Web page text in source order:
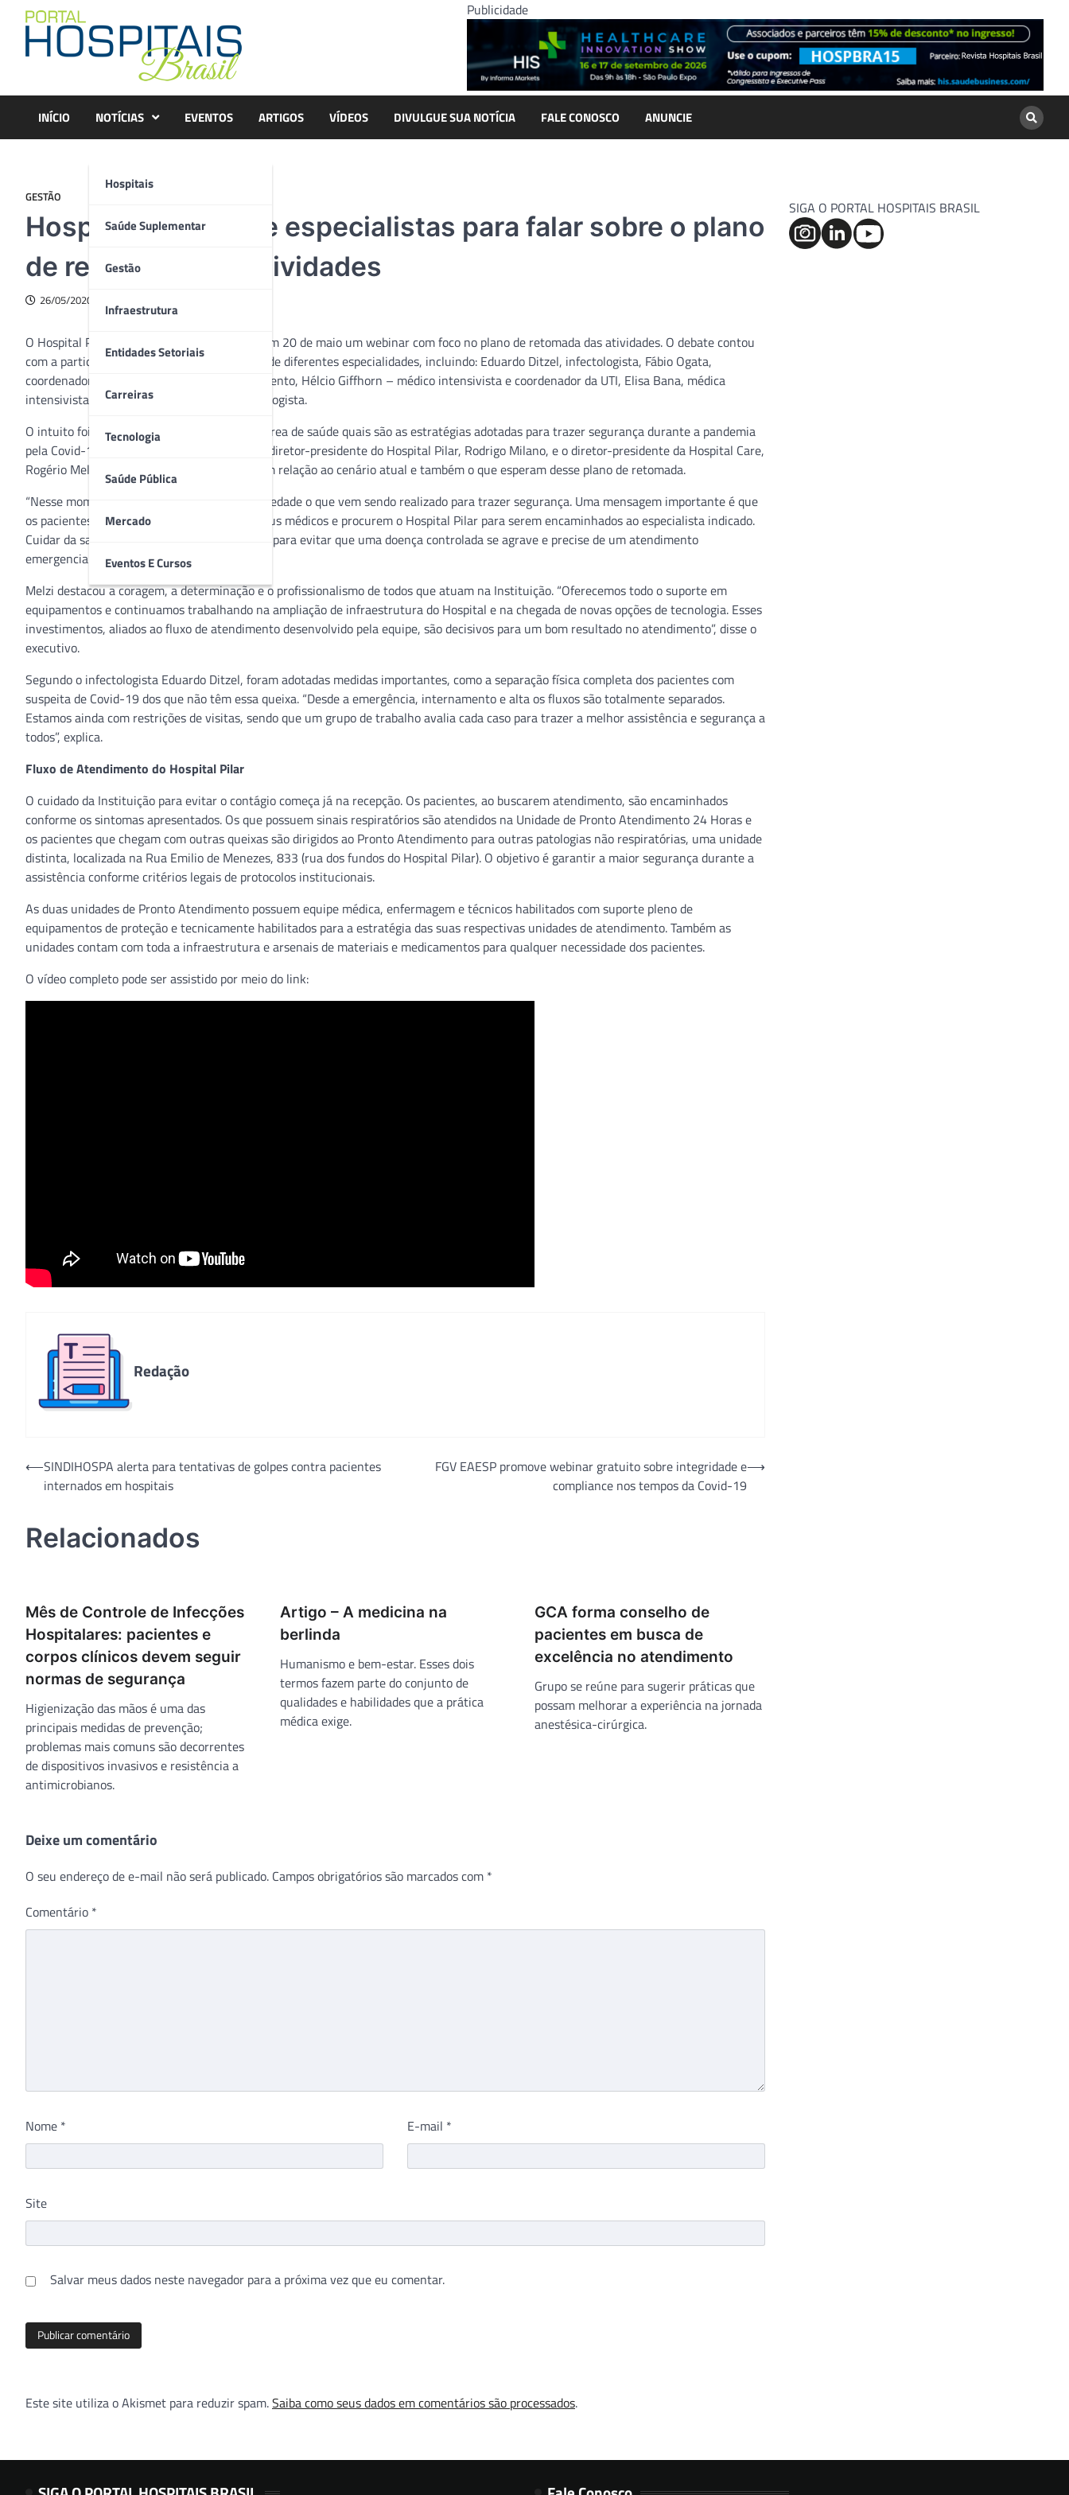
content
Publicidade
INÍCIO NOTÍCIAS
Hospitais
Saúde Suplementar
Gestão
Infraestrutura
Entidades Setoriais
Carreiras
Tecnologia
Saúde Pública
Mercado
Eventos E Cursos
EVENTOS ARTIGOS VÍDEOS DIVULGUE SUA NOTÍCIA FALE CONOSCO ANUNCIE
GESTÃO
Hospital Pilar reúne especialistas para falar sobre o plano
de retomada das atividades
26/05/2020
O Hospital Pilar, de Curitiba (PR), promoveu em 20 de maio um webinar com foco no plano de retomada das atividades. O debate contou
com a participação de médicos da Instituição de diferentes especialidades, incluindo: Eduardo Ditzel, infectologista, Fábio Ogata,
coordenador das unidades de Pronto Atendimento, Hélcio Giffhorn – médico intensivista e coordenador da UTI, Elisa Bana, médica
intensivista e Sandra S. Watanabe, anestesiologista.
O intuito foi apresentar aos profissionais da área de saúde quais são as estratégias adotadas para trazer segurança durante a pandemia
pela Covid-19. Também durante o webinar, o diretor-presidente do Hospital Pilar, Rodrigo Milano, e o diretor-presidente da Hospital Care,
Rogério Melzi, falaram sobre perspectivas com relação ao cenário atual e também o que esperam desse plano de retomada.
“Nesse momento é importante mostrar à sociedade o que vem sendo realizado para trazer segurança. Uma mensagem importante é que
os pacientes mantenham o vínculo com os seus médicos e procurem o Hospital Pilar para serem encaminhados ao especialista indicado.
Cuidar da saúde com regularidade é essencial para evitar que uma doença controlada se agrave e precise de um atendimento
emergencial”, afirmou Milano.
Melzi destacou a coragem, a determinação e o profissionalismo de todos que atuam na Instituição. “Oferecemos todo o suporte em
equipamentos e continuamos trabalhando na ampliação de infraestrutura do Hospital e na chegada de novas opções de tecnologia. Esses
investimentos, aliados ao fluxo de atendimento desenvolvido pela equipe, são decisivos para um bom resultado no atendimento”, disse o
executivo.
Segundo o infectologista Eduardo Ditzel, foram adotadas medidas importantes, como a separação física completa dos pacientes com
suspeita de Covid-19 dos que não têm essa queixa. “Desde a emergência, internamento e alta os fluxos são totalmente separados.
Estamos ainda com restrições de visitas, sendo que um grupo de trabalho avalia cada caso para trazer a melhor assistência e segurança a
todos”, explica.
Fluxo de Atendimento do Hospital Pilar
O cuidado da Instituição para evitar o contágio começa já na recepção. Os pacientes, ao buscarem atendimento, são encaminhados
conforme os sintomas apresentados. Os que possuem sinais respiratórios são atendidos na Unidade de Pronto Atendimento 24 Horas e
os pacientes que chegam com outras queixas são dirigidos ao Pronto Atendimento para outras patologias não respiratórias, uma unidade
distinta, localizada na Rua Emilio de Menezes, 833 (rua dos fundos do Hospital Pilar). O objetivo é garantir a maior segurança durante a
assistência conforme critérios legais de protocolos institucionais.
As duas unidades de Pronto Atendimento possuem equipe médica, enfermagem e técnicos habilitados com suporte pleno de
equipamentos de proteção e tecnicamente habilitados para a estratégia das suas respectivas unidades de atendimento. Também as
unidades contam com toda a infraestrutura e arsenais de materiais e medicamentos para qualquer necessidade dos pacientes.
O vídeo completo pode ser assistido por meio do link:
Redação
Navegação
⟵SINDIHOSPA alerta para tentativas de golpes contra pacientes
internados em hospitais
FGV EAESP promove webinar gratuito sobre integridade e
compliance nos tempos da Covid-19
⟶
Relacionados
Mês de Controle de Infecções
Hospitalares: pacientes e
corpos clínicos devem seguir
normas de segurança
Higienização das mãos é uma das
principais medidas de prevenção;
problemas mais comuns são decorrentes
de dispositivos invasivos e resistência a
antimicrobianos.
Artigo – A medicina na
berlinda
Humanismo e bem-estar. Esses dois
termos fazem parte do conjunto de
qualidades e habilidades que a prática
médica exige.
GCA forma conselho de
pacientes em busca de
excelência no atendimento
Grupo se reúne para sugerir práticas que
possam melhorar a experiência na jornada
anestésica-cirúrgica.
Deixe um comentário
O seu endereço de e-mail não será publicado. Campos obrigatórios são marcados com *
Comentário *
Nome * E-mail *
Site
Salvar meus dados neste navegador para a próxima vez que eu comentar.
Este site utiliza o Akismet para reduzir spam.Saiba como seus dados em comentários são processados.
SIGA O PORTAL HOSPITAIS BRASIL